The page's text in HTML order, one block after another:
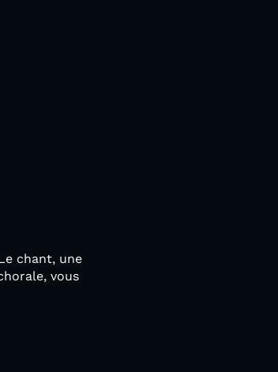
chant, une
vous